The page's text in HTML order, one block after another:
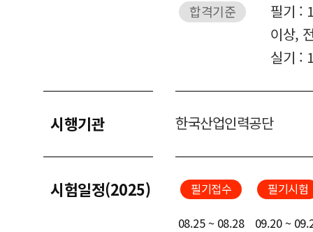
합격기준
필기 :
이상,
실기 :
시행기관 한국산업인력공단
시험일정(2025) 필기접수 필기시험
08.25 ~ 08.28 09.20 ~